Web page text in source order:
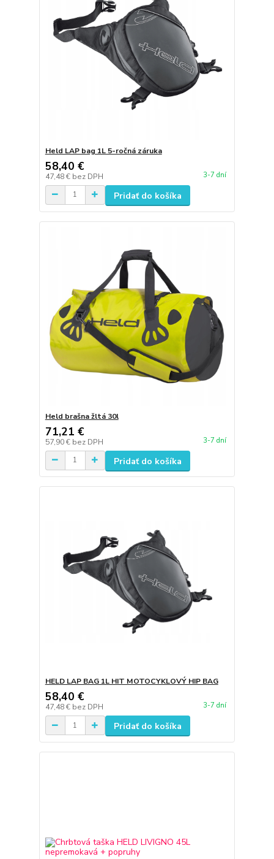
Held LAP bag 1L 5-ročná záruka
58,40 €
47,48 € bez DPH 3-7 dní
Pridať do košíka
Held brašna žltá 30l
71,21 €
57,90 € bez DPH 3-7 dní
Pridať do košíka
HELD LAP BAG 1L HIT MOTOCYKLOVÝ HIP BAG
58,40 €
47,48 € bez DPH 3-7 dní
Pridať do košíka